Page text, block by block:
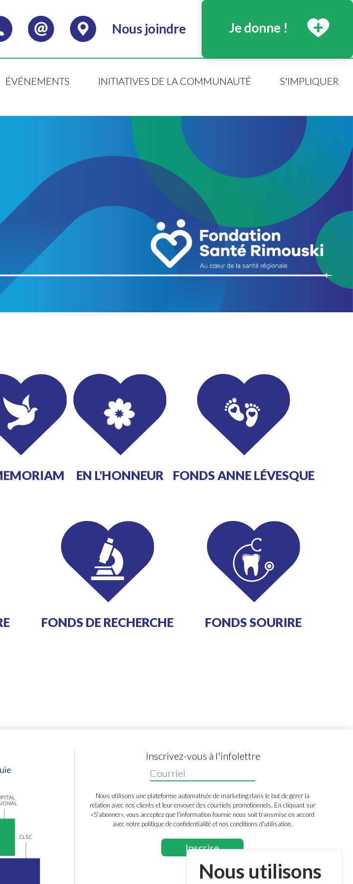
Nous joindre Je donne !
ÉVÉNEMENTS INITIATIVES DE LA COMMUNAUTÉ S'IMPLIQUER
EN L'HONNEUR FONDS ANNE LÉVESQUE
FONDS DE RECHERCHE FONDS SOURIRE
Inscrivez-vous à l'infolettre
Nous utilisons une plateforme automatisée de marketing dans le but de gérer la
relation avec nos clients et leur envoyer des courriels promotionnels. En cliquant sur
«S'abonner», vous acceptez que l'information fournie nous soit transmise en accord
avec notre politique de confidentialité et nos conditions d'utilisation.
Nous utilisons